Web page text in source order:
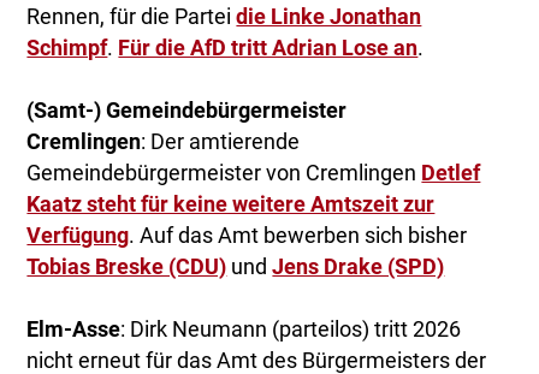
Rennen, für die Parteidie Linke Jonathan
Schimpf. Für die AfD tritt Adrian Lose an.
(Samt-) Gemeindebürgermeister
Cremlingen: Der amtierende
Gemeindebürgermeister von Cremlingen Detlef
Kaatz steht für keine weitere Amtszeit zur
Verfügung. Auf das Amt bewerben sich bisher
Tobias Breske (CDU) undJens Drake (SPD)
Elm-Asse: Dirk Neumann (parteilos) tritt 2026
nicht erneut für das Amt des Bürgermeisters der